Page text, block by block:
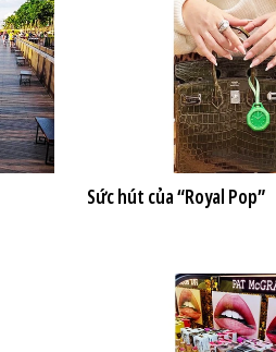
Sức hút của “Royal Pop”